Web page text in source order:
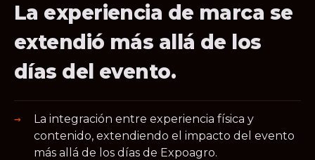
La experiencia de marca se
extendió más allá de los
días del evento.
La integración entre experiencia física y
contenido, extendiendo el impacto del evento
más allá de los días de Expoagro.